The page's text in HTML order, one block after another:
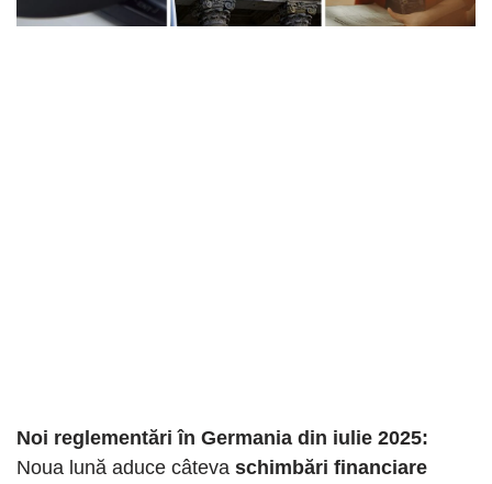
Noi reglementări în Germania din iulie 2025:
Noua lună aduce câteva schimbări financiare